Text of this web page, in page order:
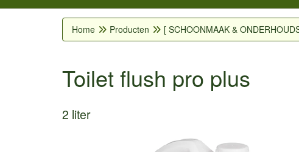
Home Producten [ SCHOONMAAK &
Toilet flush pro plus
2 liter